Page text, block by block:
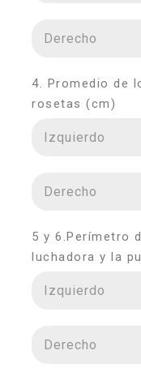
4. Promedio de
rosetas (cm)
5 y 6.Perímetro
luchadora y la